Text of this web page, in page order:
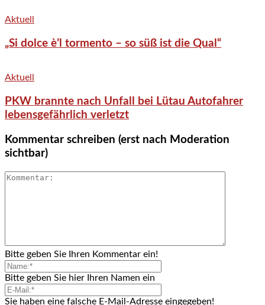
Aktuell
„Si dolce è’l tormento – so süß ist die Qual“
Aktuell
PKW brannte nach Unfall bei Lütau Autofahrer
lebensgefährlich verletzt
Kommentar schreiben (erst nach Moderation
sichtbar)
Bitte geben Sie Ihren Kommentar ein!
Bitte geben Sie hier Ihren Namen ein
Sie haben eine falsche E-Mail-Adresse eingegeben!